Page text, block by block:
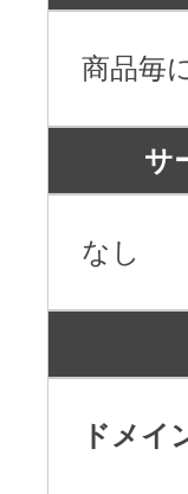
SSL証
ブランド
Domain
アフィ
商品毎
サ
なし
ドメイ